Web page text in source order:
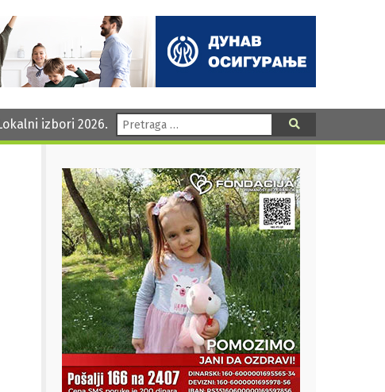
izbori 2026. Pretraga: